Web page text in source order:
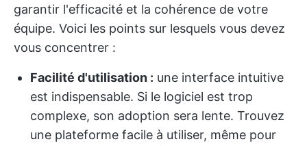
garantir l'efficacité et la cohérence de votre
équipe. Voici les points sur lesquels vous devez
vous concentrer :
Facilité d'utilisation : une interface intuitive
est indispensable. Si le logiciel est trop
complexe, son adoption sera lente. Trouvez
une plateforme facile à utiliser, même pour